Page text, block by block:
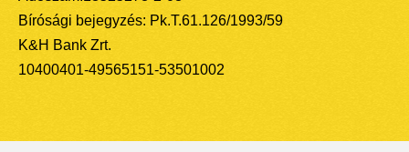
Bírósági bejegyzés: Pk.T.61.126/1993/59
K&H Bank Zrt.
10400401-49565151-53501002